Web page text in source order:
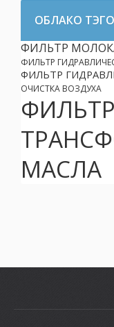
ОБЛАКО
ФИЛЬТР
ФИЛЬТР
ФИЛЬТР
ОЧИСТКА ВОЗДУХА
ФИЛЬТР
МАСЛА